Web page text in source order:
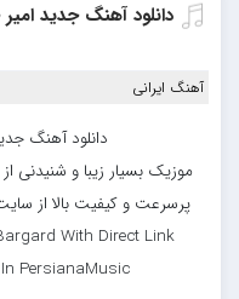
دانلود آهنگ جدید
آهنگ ایرانی
دانلود آهنگ
موزیک بسیار زیبا و شنیدنی
پرسرعت و کیفیت بالا از
With Direct Link
PersianaMusic